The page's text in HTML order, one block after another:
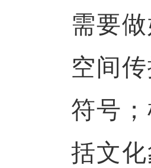
需要
空间
符号
括文